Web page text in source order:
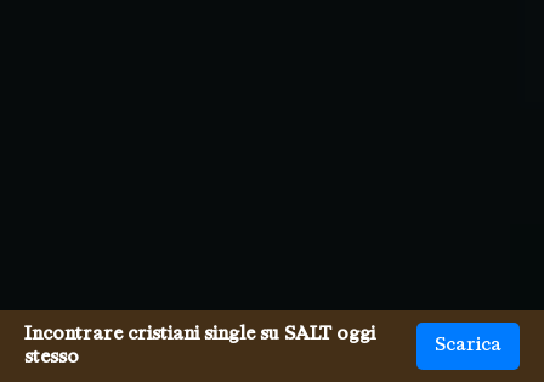
Incontrare cristiani single su SALT oggi
stesso
Scarica